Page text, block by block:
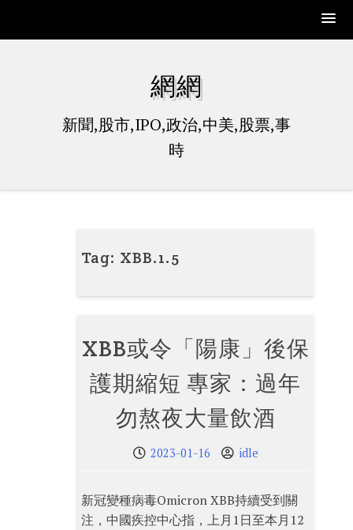
網網
新聞,股市,IPO,政治,中美,股票,事
時
Tag: XBB.1.5
XBB或令「陽康」後保
護期縮短 專家：過年
勿熬夜大量飲酒
2023-01-16 idle
新冠變種病毒Omicron XBB持續受到關
注，中國疾控中心指，上月1日至本月12